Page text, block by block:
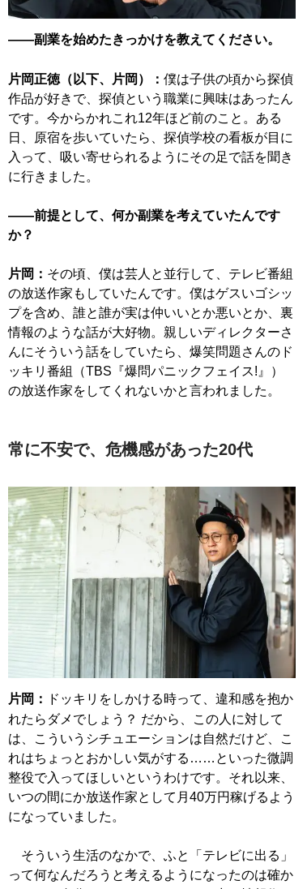
――副業を始めたきっかけを教えてください。
片岡正徳（以下、片岡）： 僕は子供の頃から探偵
作品が好きで、探偵という職業に興味はあったん
です。今からかれこれ12年ほど前のこと。ある
日、原宿を歩いていたら、探偵学校の看板が目に
入って、吸い寄せられるようにその足で話を聞き
に行きました。
――前提として、何か副業を考えていたんです
か？
片岡： その頃、僕は芸人と並行して、テレビ番組
の放送作家もしていたんです。僕はゲスいゴシッ
プを含め、誰と誰が実は仲いいとか悪いとか、裏
情報のような話が大好物。親しいディレクターさ
んにそういう話をしていたら、爆笑問題さんのド
ッキリ番組（TBS『爆問パニックフェイス!』）
の放送作家をしてくれないかと言われました。
常に不安で、危機感があった20代
片岡：
ドッキリをしかける時って、違和感を抱か
れたらダメでしょう？ だから、この人に対して
は、こういうシチュエーションは自然だけど、こ
れはちょっとおかしい気がする……といった微調
整役で入ってほしいというわけです。それ以来、
いつの間にか放送作家として月40万円稼げるよう
になっていました。
そういう生活のなかで、ふと「テレビに出る」
って何なんだろうと考えるようになったのは確か